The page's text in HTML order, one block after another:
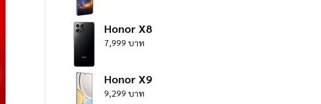
Honor X8
7,999 บาท
Honor X9
9,299 บาท